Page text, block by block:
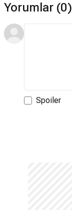
Yorumlar (0)
Spoiler